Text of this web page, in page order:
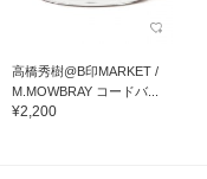
高橋秀樹@B印MARKET /
M.MOWBRAY コードバ...
¥2,200